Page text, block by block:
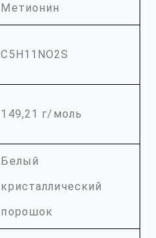
Метионин
C5H11NO2S
149,21 г/моль
Белый
кристаллический
порошок